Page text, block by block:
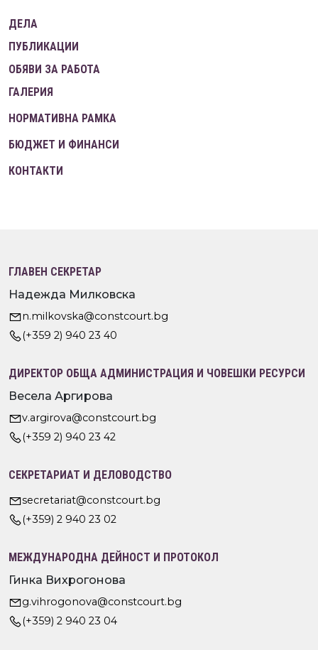
ДЕЛА
ПУБЛИКАЦИИ
ОБЯВИ ЗА РАБОТА
ГАЛЕРИЯ
НОРМАТИВНА РАМКА
БЮДЖЕТ И ФИНАНСИ
КОНТАКТИ
ГЛАВЕН СЕКРЕТАР
Надежда Милковска
n.milkovska@constcourt.bg
(+359 2) 940 23 40
ДИРЕКТОР ОБЩА АДМИНИСТРАЦИЯ И ЧОВЕШКИ РЕСУРСИ
Весела Аргирова
v.argirova@constcourt.bg
(+359 2) 940 23 42
СЕКРЕТАРИАТ И ДЕЛОВОДСТВО
secretariat@constcourt.bg
(+359) 2 940 23 02
МЕЖДУНАРОДНА ДЕЙНОСТ И ПРОТОКОЛ
Гинка Вихрогонова
g.vihrogonova@constcourt.bg
(+359) 2 940 23 04